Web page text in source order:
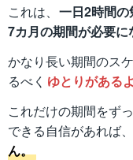
これは、 一日2時間
7カ月の期間が必要に
かなり長い期間のス
るべく ゆとりがある
これだけの期間をず
できる自信があれば、
ん。